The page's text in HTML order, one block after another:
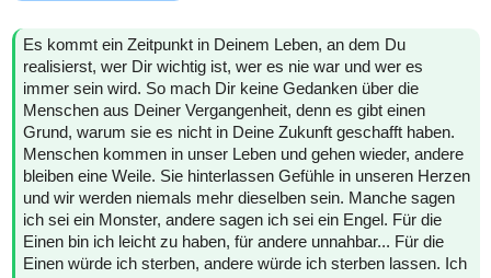
Es kommt ein Zeitpunkt in Deinem Leben, an dem Du
realisierst, wer Dir wichtig ist, wer es nie war und wer es
immer sein wird. So mach Dir keine Gedanken über die
Menschen aus Deiner Vergangenheit, denn es gibt einen
Grund, warum sie es nicht in Deine Zukunft geschafft haben.
Menschen kommen in unser Leben und gehen wieder, andere
bleiben eine Weile. Sie hinterlassen Gefühle in unseren Herzen
und wir werden niemals mehr dieselben sein. Manche sagen
ich sei ein Monster, andere sagen ich sei ein Engel. Für die
Einen bin ich leicht zu haben, für andere unnahbar... Für die
Einen würde ich sterben, andere würde ich sterben lassen. Ich